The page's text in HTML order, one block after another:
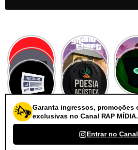
Garanta ingressos, promoções
exclusivas no Canal RAP MÍDIA.
Entrar no Canal